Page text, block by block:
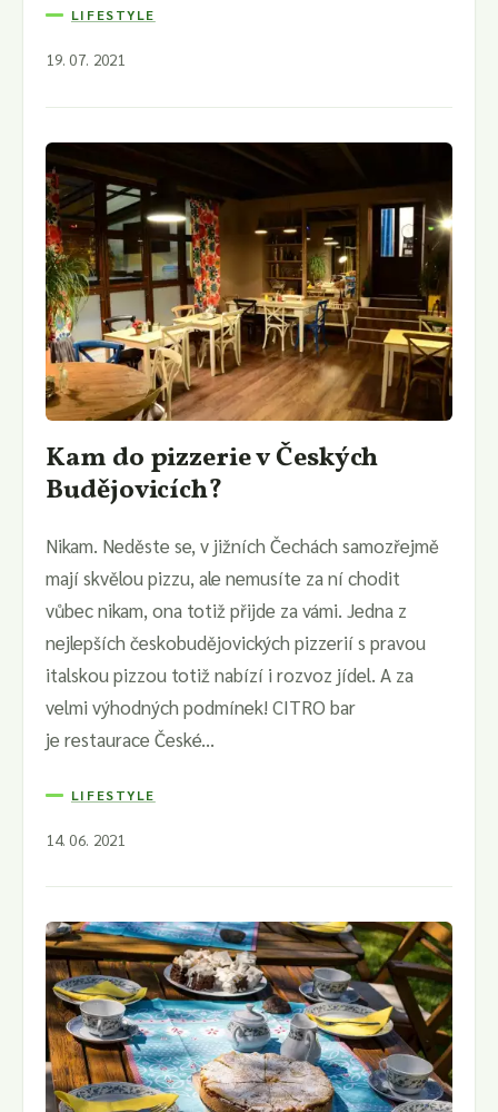
LIFESTYLE
19. 07. 2021
Kam do pizzerie v Českých
Budějovicích?
Nikam. Neděste se, v jižních Čechách samozřejmě
mají skvělou pizzu, ale nemusíte za ní chodit
vůbec nikam, ona totiž přijde za vámi. Jedna z
nejlepších českobudějovických pizzerií s pravou
italskou pizzou totiž nabízí i rozvoz jídel. A za
velmi výhodných podmínek! CITRO bar
je restaurace České...
LIFESTYLE
14. 06. 2021